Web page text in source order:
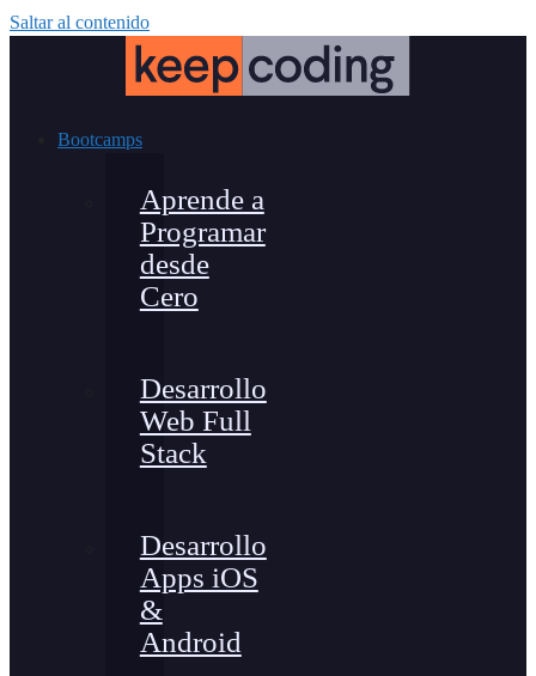
Saltar al contenido
Bootcamps
Aprende a
Programar
desde
Cero
Desarrollo
Web Full
Stack
Desarrollo
Apps iOS
&
Android